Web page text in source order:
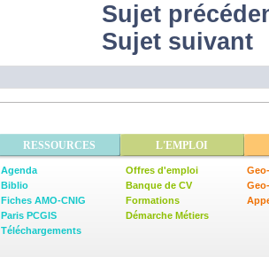
Sujet
Sujet suivant
RESSOURCES L'EMPLOI
Agenda
Biblio
Fiches AMO-CNIG
Paris PCGIS
Téléchargements
Offres d'emploi
Banque de CV
Formations
Démarche Métiers